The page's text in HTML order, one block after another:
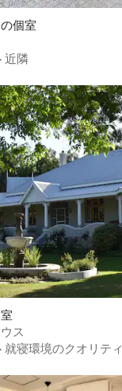
個室
· 近隣
ス
· 就寝環境のクオリティ